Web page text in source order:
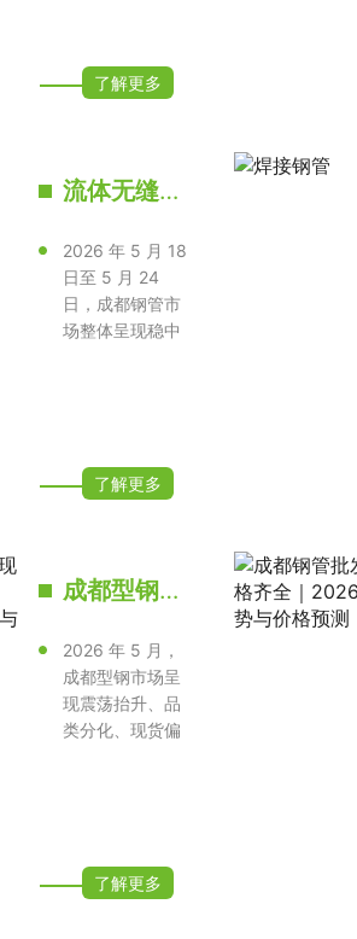
了解更多
流体无缝钢管
2026 年 5 月 18
日至 5 月 24
日，成都钢管市
场整体呈现稳中
了解更多
成都型钢批发国标全品类现货 工程配送一站式服务｜2026 年 5 月行情涨跌趋势与价格预测
2026 年 5 月，
成都型钢市场呈
现震荡抬升、品
类分化、现货偏
了解更多